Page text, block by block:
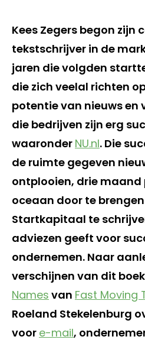
Kees Zegers begon zijn
tekstschrijver in de
jaren die volgden
die zich veelal richten
potentie van nieuws en
die bedrijven zijn erg
waaronder NU.nl. Die
de ruimte gegeven
ontplooien, drie maand
oceaan door te
Startkapitaal te
adviezen geeft voor
ondernemen. Naar
verschijnen van dit
Names van Fast Moving
Roeland Stekelenburg
voor e-mail,